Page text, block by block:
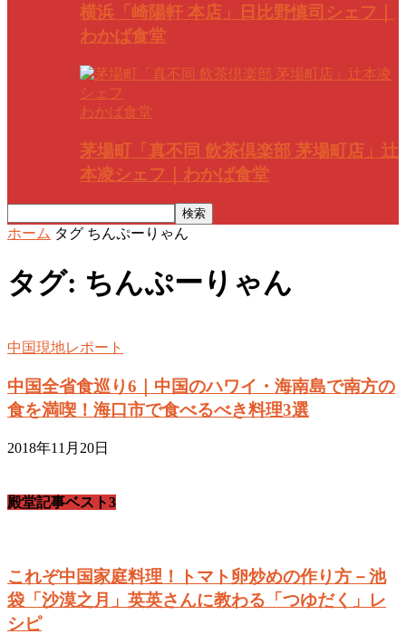
横浜「崎陽軒 本店」日比野慎司シェフ｜
わかば食堂
わかば食堂
茅場町「真不同 飲茶倶楽部 茅場町店」辻
本凌シェフ｜わかば食堂
ホーム タグ ちんぷーりゃん
タグ: ちんぷーりゃん
中国現地レポート
中国全省食巡り6｜中国のハワイ・海南島で南方の
食を満喫！海口市で食べるべき料理3選
2018年11月20日
殿堂記事ベスト3
これぞ中国家庭料理！トマト卵炒めの作り方－池
袋「沙漠之月」英英さんに教わる「つゆだく」レ
シピ